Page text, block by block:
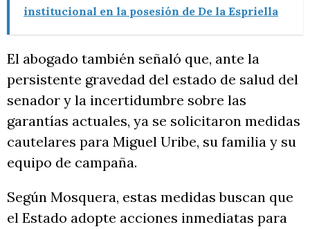
institucional en la posesión de De la Espriella
El abogado también señaló que, ante la
persistente gravedad del estado de salud del
senador y la incertidumbre sobre las
garantías actuales, ya se solicitaron medidas
cautelares para Miguel Uribe, su familia y su
equipo de campaña.
Según Mosquera, estas medidas buscan que
el Estado adopte acciones inmediatas para